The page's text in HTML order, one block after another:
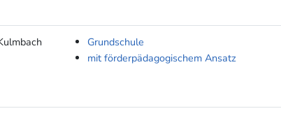
Grundschule
mit förderpädagogischem Ansatz